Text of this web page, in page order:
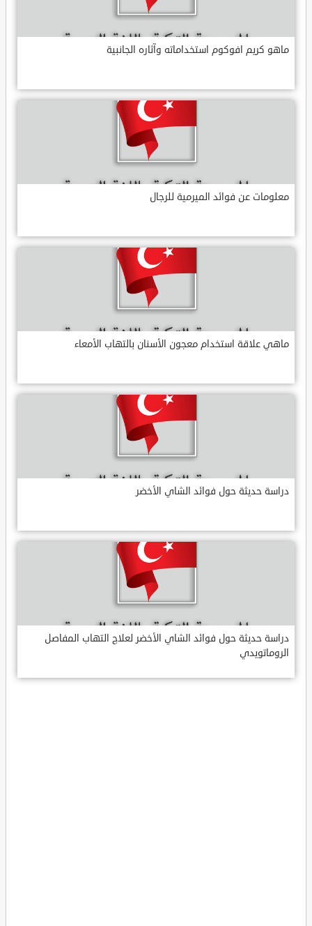
ماهو كريم افوكوم استخداماته وآثاره الجانبية
معلومات عن فوائد الميرمية للرجال
ماهي علاقة استخدام معجون الأسنان بالتهاب الأمعاء
دراسة حديثة حول فوائد الشاي الأخضر
دراسة حديثة حول فوائد الشاي الأخضر لعلاج التهاب المفاصل
الروماتويدي